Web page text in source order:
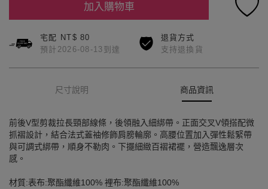
加入購物車
宅配 NT$ 80
預計2026-08-13到達
退貨方式
支持退換貨
尺寸說明 商品資訊
前後V型剪裁拉長頸部線條，後領融入細綁帶。正面交叉V領搭配微
抓褶設計，結合法式蓋袖修飾肩膀輪廓。高腰位置加入彈性鬆緊帶
與可調式綁帶，順身不勒肉。下擺細緻百褶裙襬，營造飄逸層次
感。
材質:表布:聚酯纖維100% 裡布:聚酯纖維100%